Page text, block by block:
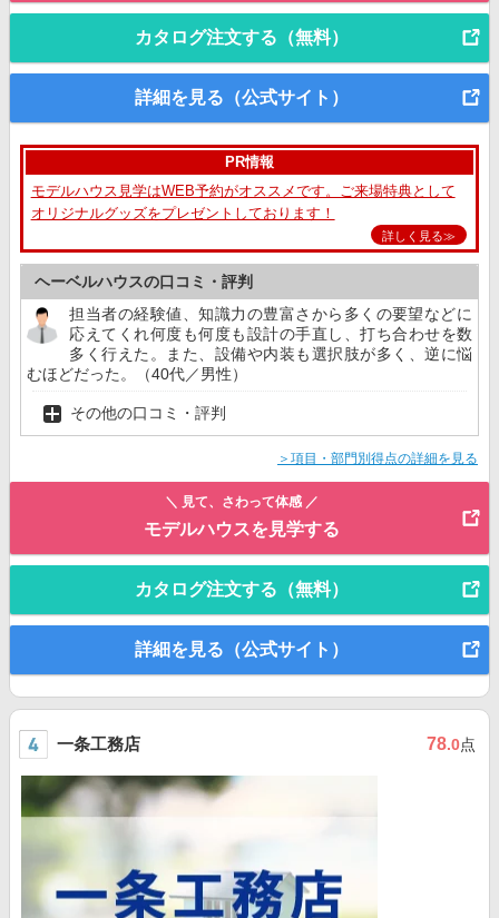
カタログ注文する（無料）
詳細を見る（公式サイト）
PR情報
モデルハウス見学はWEB予約がオススメです。ご来場特典として
オリジナルグッズをプレゼントしております！
詳しく見る≫
ヘーベルハウスの口コミ・評判
担当者の経験値、知識力の豊富さから多くの要望などに
応えてくれ何度も何度も設計の手直し、打ち合わせを数
多く行えた。また、設備や内装も選択肢が多く、逆に悩
むほどだった。（40代／男性）
その他の口コミ・評判
＞項目・部門別得点の詳細を見る
＼ 見て、さわって体感 ／
モデルハウスを見学する
カタログ注文する（無料）
詳細を見る（公式サイト）
一条工務店 78.0点